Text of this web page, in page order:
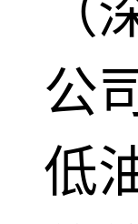
（
公
低